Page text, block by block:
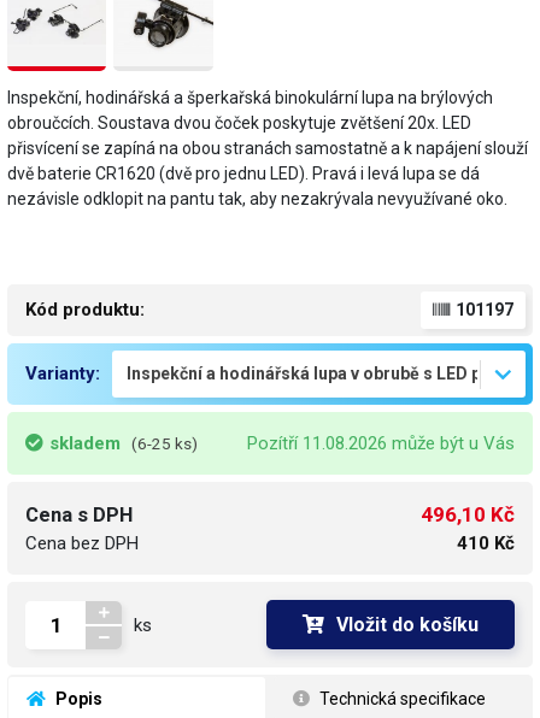
Inspekční, hodinářská a šperkařská binokulární lupa na brýlových
obroučcích. Soustava dvou čoček poskytuje zvětšení 20x. LED
přisvícení se zapíná na obou stranách samostatně a k napájení slouží
dvě baterie CR1620 (dvě pro jednu LED). Pravá i levá lupa se dá
nezávisle odklopit na pantu tak, aby nezakrývala nevyužívané oko.
Kód produktu: 101197
Varianty:
skladem (6-25 ks) Pozítří 11.08.2026 může být u Vás
Cena s DPH
Cena bez DPH
496,10 Kč
410 Kč
ks Vložit do košíku
Popis Technická specifikace